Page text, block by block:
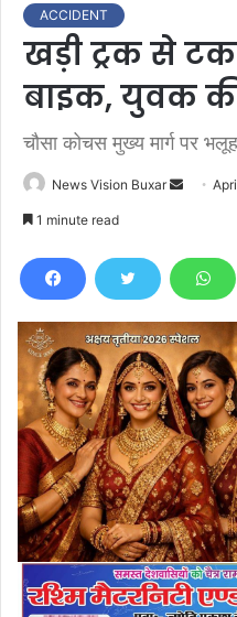
ACCIDENT
खड़ी ट्रक से
बाइक, युवक
चौसा कोचस मुख्य मार्ग पर
News Vision Buxar
d
e
m
a
i
l
1 minute read